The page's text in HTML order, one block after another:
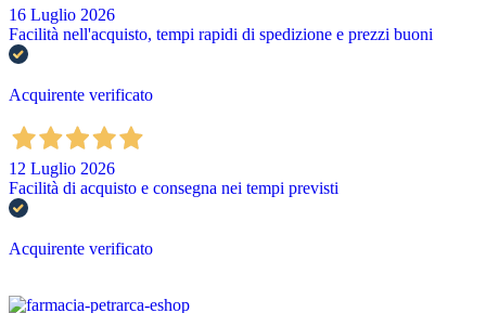
16 Luglio 2026
Facilità nell'acquisto, tempi rapidi di spedizione e prezzi buoni
Acquirente verificato
12 Luglio 2026
Facilità di acquisto e consegna nei tempi previsti
Acquirente verificato